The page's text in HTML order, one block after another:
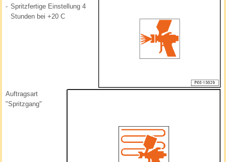
- Spritzfertige Einstellung 4
Stunden bei +20 C
Auftragsart
"Spritzgang"